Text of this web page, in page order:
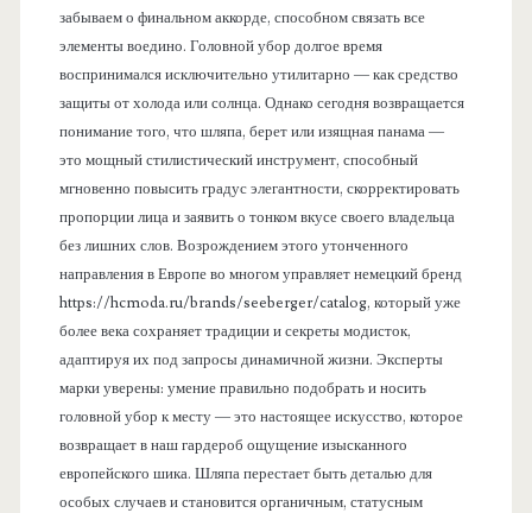
забываем о финальном аккорде, способном связать все
элементы воедино. Головной убор долгое время
воспринимался исключительно утилитарно — как средство
защиты от холода или солнца. Однако сегодня возвращается
понимание того, что шляпа, берет или изящная панама —
это мощный стилистический инструмент, способный
мгновенно повысить градус элегантности, скорректировать
пропорции лица и заявить о тонком вкусе своего владельца
без лишних слов. Возрождением этого утонченного
направления в Европе во многом управляет немецкий бренд
https://hcmoda.ru/brands/seeberger/catalog, который уже
более века сохраняет традиции и секреты модисток,
адаптируя их под запросы динамичной жизни. Эксперты
марки уверены: умение правильно подобрать и носить
головной убор к месту — это настоящее искусство, которое
возвращает в наш гардероб ощущение изысканного
европейского шика. Шляпа перестает быть деталью для
особых случаев и становится органичным, статусным